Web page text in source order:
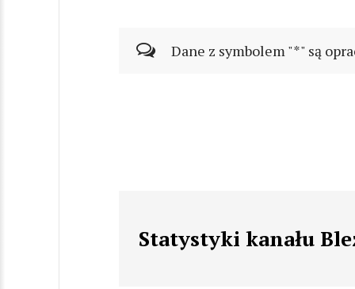
Dane z symbolem "*" są
Statystyki kanału